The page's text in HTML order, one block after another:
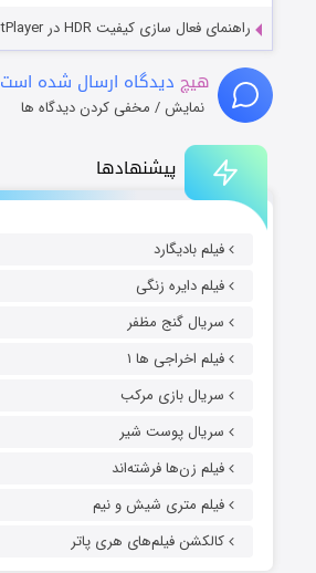
پیشنهادها
فیلم بادیگارد
فیلم دایره زنگی
سریال گنج مظفر
فیلم اخراجی ها ۱
سریال بازی مرکب
سریال پوست شیر
فیلم زن‌ها فرشته‌اند
فیلم متری شیش و نیم
کالکشن فیلم‌های هری پاتر
راهنمای فعال سازی کیفیت HDR در PotPlayer
هیچ دیدگاه ارسال شده است
نمایش / مخفی کردن دیدگاه ها